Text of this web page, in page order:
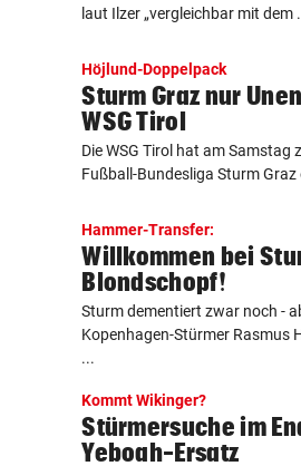
laut Ilzer „vergleichbar mit dem
Höjlund-Doppelpack
Sturm Graz nur
WSG Tirol
Die WSG Tirol hat am
Fußball-Bundesliga Sturm Graz
Hammer-Transfer:
Willkommen bei
Blondschopf!
Sturm dementiert zwar noch -
Kopenhagen-Stürmer Rasmus
...
Kommt Wikinger?
Stürmersuche im
Yeboah-Ersatz